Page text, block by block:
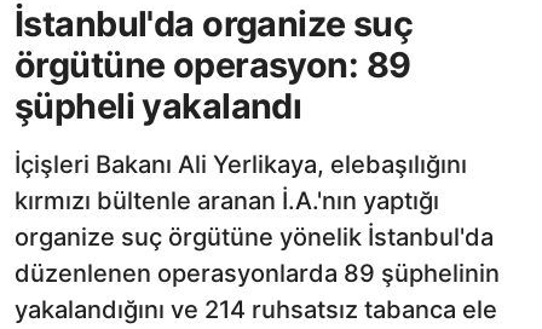
İstanbul'da organize suç
örgütüne operasyon: 89
şüpheli yakalandı
İçişleri Bakanı Ali Yerlikaya, elebaşılığını
kırmızı bültenle aranan İ.A.'nın yaptığı
organize suç örgütüne yönelik İstanbul'da
düzenlenen operasyonlarda 89 şüphelinin
yakalandığını ve 214 ruhsatsız tabanca ele